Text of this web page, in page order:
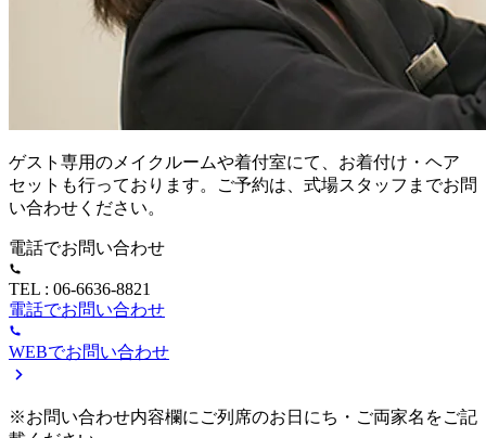
ゲスト専用のメイクルームや着付室にて、お着付け・ヘア
セットも行っております。ご予約は、式場スタッフまでお問
い合わせください。
電話でお問い合わせ
TEL : 06-6636-8821
電話でお問い合わせ
WEBでお問い合わせ
※お問い合わせ内容欄にご列席のお日にち・ご両家名をご記